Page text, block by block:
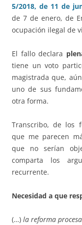
5/2018, de 11 de
de 7 de enero, de
ocupación ilegal de
El fallo declara
tiene un voto
magistrada que,
uno de sus
otra forma.
Transcribo, de los
que me parecen
que no serían
comparta los
recurrente.
Necesidad a que
(…)la reforma